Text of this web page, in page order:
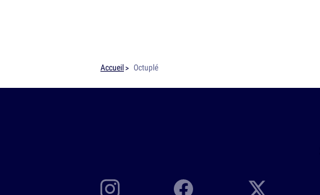
Accueil Octuplé